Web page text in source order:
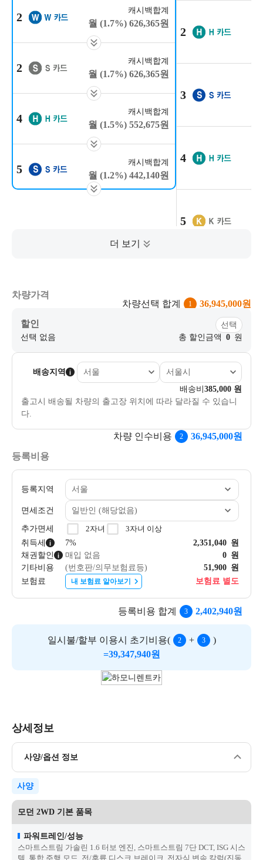
캐시백합계
(1.7%) 626,365원
2
캐시백합계
(1.7%) 626,365원
2
캐시백합계
(1.5%) 552,675원
4
캐시백합계
(1.2%) 442,140원
5
2
3
4
5
차량가격
차량선택 합계
1 36,945,000원
할인
선택 없음 총 할인금액 0 원
선택
배송지역
배송비385,000 원
출고시 배송될 차량의 출고장 위치에 따라 달라질 수 있습니
다.
차량 인수비용 2 36,945,000원
등록비용
등록지역
면세조건
추가면세 2자녀
3자녀 이상
취득세
7% 2,351,040 원
채권할인
매입 없음 0 원
기타비용
(번호판/의무보험료등) 51,900 원
보험료
내 보험료 알아보기 보험료 별도
등록비용 합계 3 2,402,940원
일시불/할부 이용시 초기비용( 2 + 3
)
=39,347,940원
상세정보
사양/옵션 정보
사양
모던 2WD 기본 품목
파워트레인/성능
스마트스트림 가솔린 1.6 터보 엔진, 스마트스트림 7단 DCT, ISG 시스
템, 통합 주행 모드, 전/후륜 디스크 브레이크, 전자식 변속 칼럼(진동